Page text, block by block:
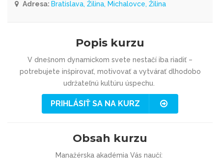
Adresa: Bratislava, Žilina, Michalovce, Žilina
Popis kurzu
V dnešnom dynamickom svete nestačí iba riadiť –
potrebujete inšpirovať, motivovať a vytvárať dlhodobo
udržateľnú kultúru úspechu.
PRIHLÁSIŤ SA NA KURZ
Obsah kurzu
Manažérska akadémia Vás naučí: